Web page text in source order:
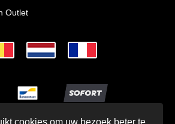
Outlet
cookies om uw bezoek beter te